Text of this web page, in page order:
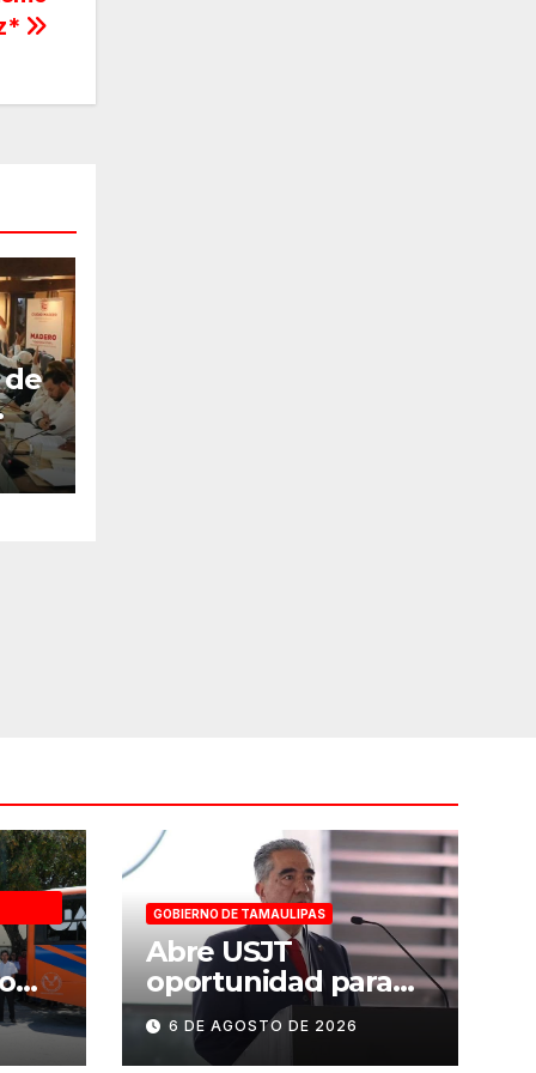
de
GOBIERNO DE TAMAULIPAS
Abre USJT
oportunidad para
presentar examen
de admisión, este
6 DE AGOSTO DE 2026